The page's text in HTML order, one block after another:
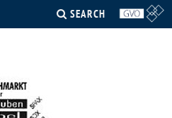
SEARCH